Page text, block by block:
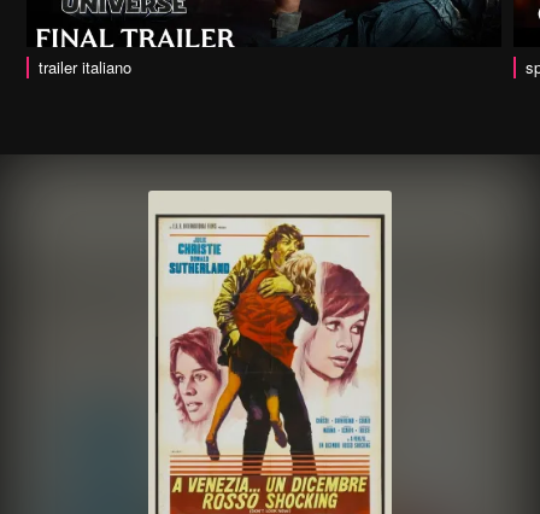
trailer italiano